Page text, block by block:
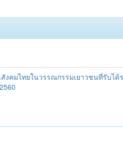
งคมไทยในวรรณกรรมเยาวชนที่รับได้